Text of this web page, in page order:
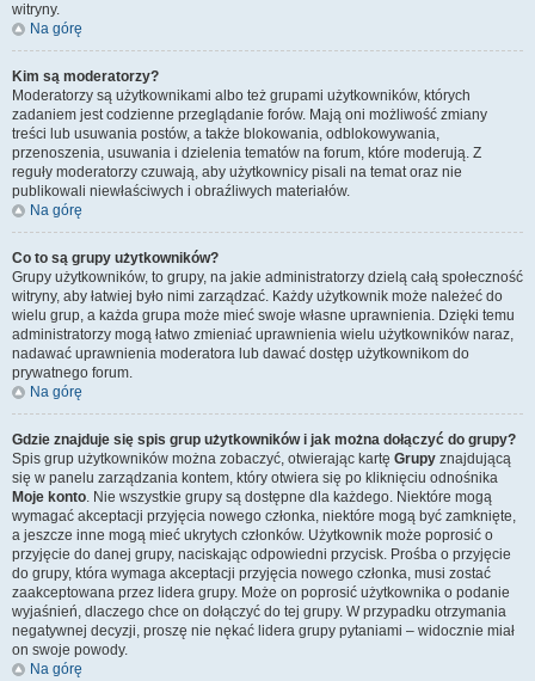
witryny.
Na górę
Kim są moderatorzy?
Moderatorzy są użytkownikami albo też grupami użytkowników, których
zadaniem jest codzienne przeglądanie forów. Mają oni możliwość zmiany
treści lub usuwania postów, a także blokowania, odblokowywania,
przenoszenia, usuwania i dzielenia tematów na forum, które moderują. Z
reguły moderatorzy czuwają, aby użytkownicy pisali na temat oraz nie
publikowali niewłaściwych i obraźliwych materiałów.
Na górę
Co to są grupy użytkowników?
Grupy użytkowników, to grupy, na jakie administratorzy dzielą całą społeczność
witryny, aby łatwiej było nimi zarządzać. Każdy użytkownik może należeć do
wielu grup, a każda grupa może mieć swoje własne uprawnienia. Dzięki temu
administratorzy mogą łatwo zmieniać uprawnienia wielu użytkowników naraz,
nadawać uprawnienia moderatora lub dawać dostęp użytkownikom do
prywatnego forum.
Na górę
Gdzie znajduje się spis grup użytkowników i jak można dołączyć do grupy?
Spis grup użytkowników można zobaczyć, otwierając kartę Grupy znajdującą
się w panelu zarządzania kontem, który otwiera się po kliknięciu odnośnika
Moje konto. Nie wszystkie grupy są dostępne dla każdego. Niektóre mogą
wymagać akceptacji przyjęcia nowego członka, niektóre mogą być zamknięte,
a jeszcze inne mogą mieć ukrytych członków. Użytkownik może poprosić o
przyjęcie do danej grupy, naciskając odpowiedni przycisk. Prośba o przyjęcie
do grupy, która wymaga akceptacji przyjęcia nowego członka, musi zostać
zaakceptowana przez lidera grupy. Może on poprosić użytkownika o podanie
wyjaśnień, dlaczego chce on dołączyć do tej grupy. W przypadku otrzymania
negatywnej decyzji, proszę nie nękać lidera grupy pytaniami – widocznie miał
on swoje powody.
Na górę